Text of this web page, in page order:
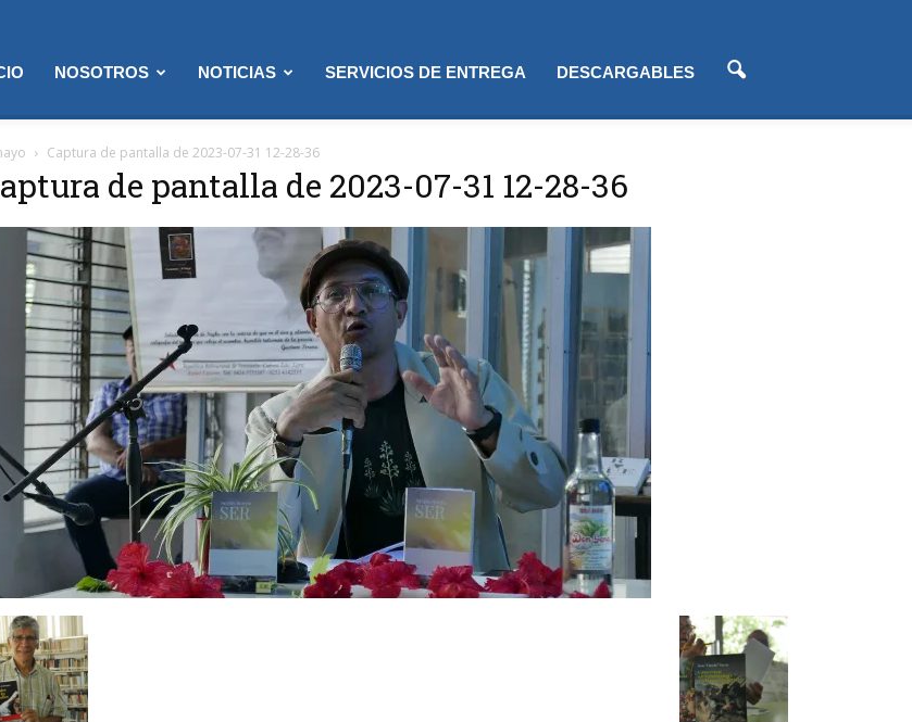
NOSOTROS NOTICIAS SERVICIOS DE ENTREGA DESCARGABLES
Captura de pantalla de 2023-07-31 12-28-36
de pantalla de 2023-07-31 12-28-36